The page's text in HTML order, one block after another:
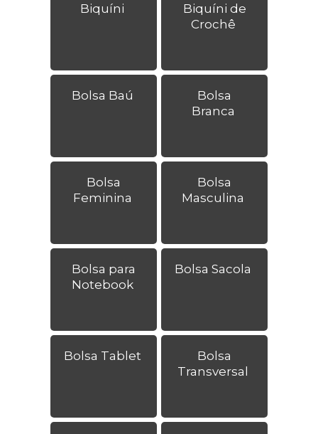
Biquíni
Biquíni de
Crochê
Bolsa Baú
Bolsa
Branca
Bolsa
Feminina
Bolsa
Masculina
Bolsa para
Notebook
Bolsa Sacola
Bolsa Tablet
Bolsa
Transversal